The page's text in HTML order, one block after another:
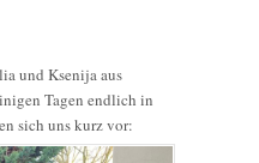
und Ksenija aus
Tagen endlich in
sich uns kurz vor: